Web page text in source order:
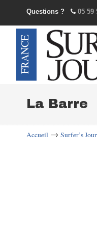
Questions ? 05 59
Navigation
La Barre
Accueil → Surfer’s